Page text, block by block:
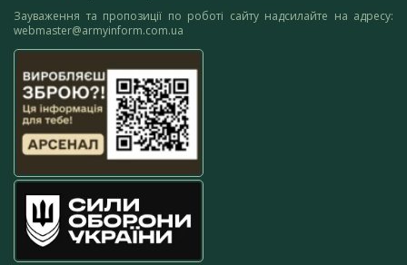
Зауваження та пропозиції по роботі сайту надсилайте на адресу:
webmaster@armyinform.com.ua